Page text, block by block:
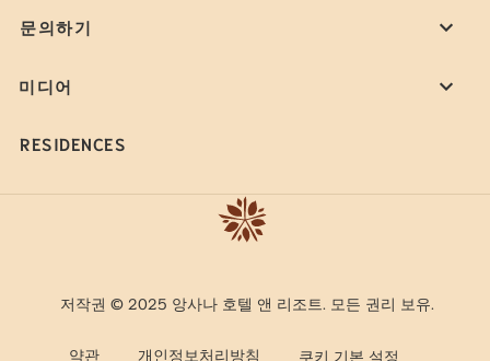
문의하기
미디어
RESIDENCES
저작권 © 2025 앙사나 호텔 앤 리조트. 모든 권리 보유.
약관 개인정보처리방침 쿠키 기본 설정